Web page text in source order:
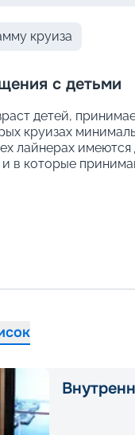
круиза
с детьми
детей,
круизах
лайнерах имеются
в которые